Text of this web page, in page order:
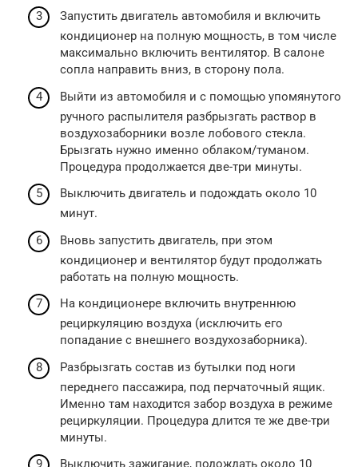
Запустить двигатель автомобиля и включить
кондиционер на полную мощность, в том числе
максимально включить вентилятор. В салоне
сопла направить вниз, в сторону пола.
Выйти из автомобиля и с помощью упомянутого
ручного распылителя разбрызгать раствор в
воздухозаборники возле лобового стекла.
Брызгать нужно именно облаком/туманом.
Процедура продолжается две-три минуты.
Выключить двигатель и подождать около 10
минут.
Вновь запустить двигатель, при этом
кондиционер и вентилятор будут продолжать
работать на полную мощность.
На кондиционере включить внутреннюю
рециркуляцию воздуха (исключить его
попадание с внешнего воздухозаборника).
Разбрызгать состав из бутылки под ноги
переднего пассажира, под перчаточный ящик.
Именно там находится забор воздуха в режиме
рециркуляции. Процедура длится те же две-три
минуты.
Выключить зажигание, подождать около 10